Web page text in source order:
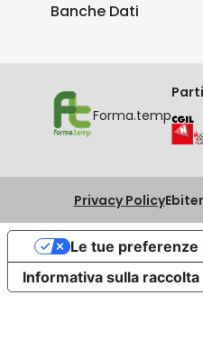
Banche Dati
Forma.temp
Privacy Policy
Informativa sulla raccolta
Le tue preferenze